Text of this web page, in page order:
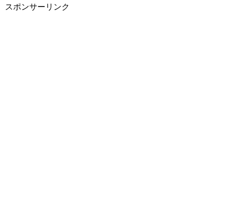
スポンサーリンク